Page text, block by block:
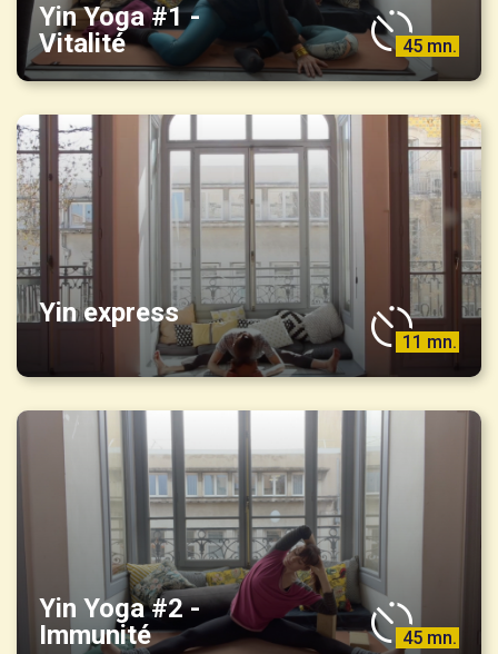
Yin Yoga #1 -
Vitalité
45 mn.
Yin express
11 mn.
Yin Yoga #2 -
Immunité
45 mn.